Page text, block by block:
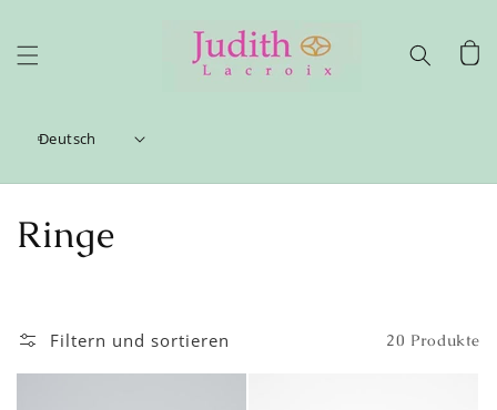
Inhalt
Deutsch
K
t
e
Ringe
Filtern und sortieren 20 Produkte